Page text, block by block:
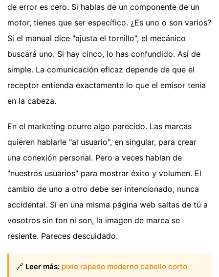
de error es cero. Si hablas de un componente de un
motor, tienes que ser específico. ¿Es uno o son varios?
Si el manual dice "ajusta el tornillo", el mecánico
buscará uno. Si hay cinco, lo has confundido. Así de
simple. La comunicación eficaz depende de que el
receptor entienda exactamente lo que el emisor tenía
en la cabeza.
En el marketing ocurre algo parecido. Las marcas
quieren hablarle "al usuario", en singular, para crear
una conexión personal. Pero a veces hablan de
"nuestros usuarios" para mostrar éxito y volumen. El
cambio de uno a otro debe ser intencionado, nunca
accidental. Si en una misma página web saltas de tú a
vosotros sin ton ni son, la imagen de marca se
resiente. Pareces descuidado.
🔗 Leer más: pixie rapado moderno cabello corto